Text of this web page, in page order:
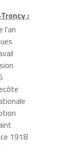
:
l'an
1918